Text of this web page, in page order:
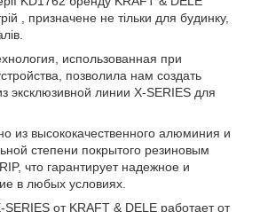
, призначене не тільки для будинку,
использованная при
позволила нам создать
эксклюзивной линии X-SERIES для
из высококачественного алюминия и
степени покрытого резиновым
что гарантирует надежное и
в любых условиях.
SERIES от KRAFT & DELE работает от